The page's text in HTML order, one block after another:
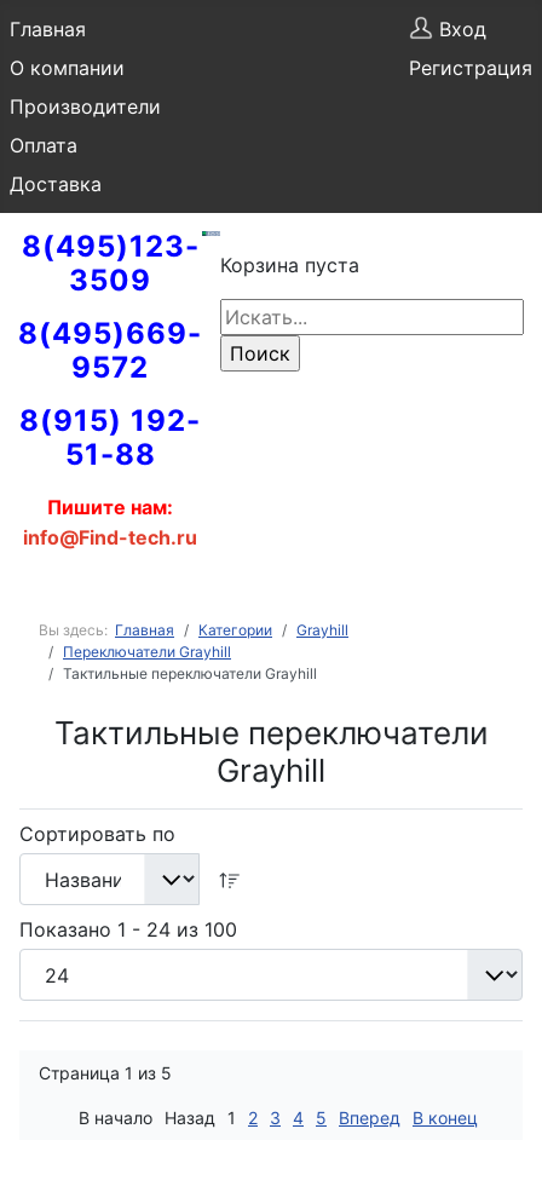
Главная
О компании
Производители
Оплата
Доставка
Вход
Регистрация
8(495)123-
3509
8(495)669-
9572
8(915) 192-
51-88
Пишите нам:
info@Find-tech.ru
Корзина пуста
Вы здесь: Главная Категории
Grayhill
Переключатели Grayhill
Тактильные переключатели Grayhill
Тактильные переключатели
Grayhill
Сортировать по
Показано 1 - 24 из 100
Страница 1 из 5
В начало Назад 1 2 3 4 5 Вперед В конец